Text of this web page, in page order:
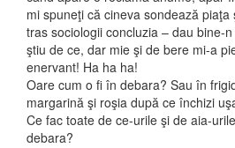
mi spuneţi că cineva sondează piaţa
tras sociologii concluzia – dau bine-
ştiu de ce, dar mie şi de bere mi-a
enervant! Ha ha ha!
Oare cum o fi în debara? Sau în
margarină şi roşia după ce închizi
Ce fac toate de ce-urile şi de aia-
debara?